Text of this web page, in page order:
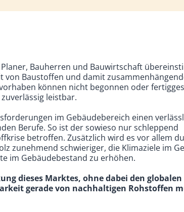
Bauherren und Bauwirtschaft
Baustoffen und damit
können nicht begonnen oder
leistbar.
im Gebäudebereich einen
Berufe. So ist der sowieso nur schleppend
betroffen. Zusätzlich wird es vor allem
zunehmend schwieriger, die Klimaziele im
im Gebäudebestand zu erhöhen.
dieses Marktes, ohne dabei den globalen
gerade von nachhaltigen Rohstoffen